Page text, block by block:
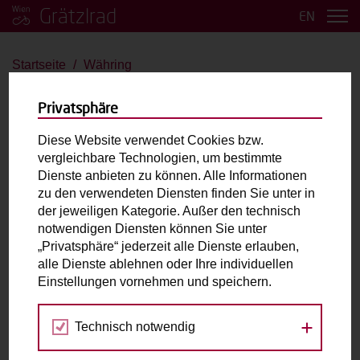
Grätzlrad EN
Startseite Währing
Bakfiets CargoTrike
bis 4 Kinder E-Antrieb
Max. zulässiges Gesamtgewicht (inkl. fahrende
Person):180kg
Laderaum:L: 90cm B: 65cm H: 50cm
Zubehör:Schloss (Abus), Abdeckung, 4 Sicherheitsgurte
Fahrradabholung & Rückgabe
Privatsphäre
Diese Website verwendet Cookies bzw.
vergleichbare Technologien, um bestimmte
Dienste anbieten zu können. Alle Informationen
zu den verwendeten Diensten finden Sie unter in
der jeweiligen Kategorie. Außer den technisch
notwendigen Diensten können Sie unter
„Privatsphäre“ jederzeit alle Dienste erlauben,
alle Dienste ablehnen oder Ihre individuellen
Einstellungen vornehmen und speichern.
Technisch notwendig